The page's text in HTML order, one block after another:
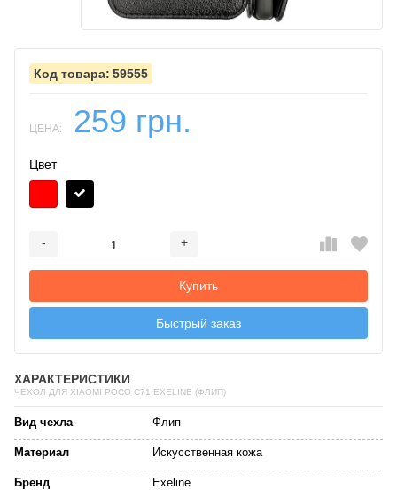
59555
ЦЕНА: 259 грн.
Цвет
- +
Купить
Быстрый заказ
ХАРАКТЕРИСТИКИ
ЧЕХОЛ ДЛЯ XIAOMI POCO C71 EXELINE (ФЛИП)
Вид чехла Флип
Материал Искусственная кожа
Бренд Exeline